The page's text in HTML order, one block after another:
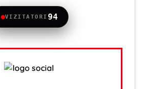
VIZITATORI 94